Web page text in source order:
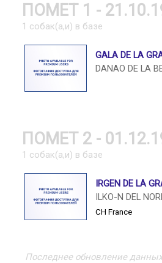
ПОМЕТ 1 -
1 собак(а,и) в базе
GALA DE LA
DANAO DE LA
ПОМЕТ 2 -
1 собак(а,и) в базе
IRGEN DE LA
ILKO-N DEL
CH France
Последнее обновление